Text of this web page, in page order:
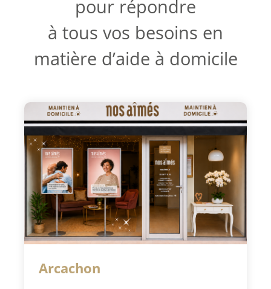
pour répondre
à tous vos besoins en
matière d’aide à domicile
Arcachon